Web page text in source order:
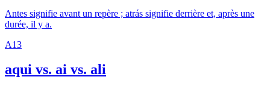
Antes signifie avant un repère ; atrás signifie derrière et, après une
durée, il y a.
A13
aqui vs. ai vs. ali